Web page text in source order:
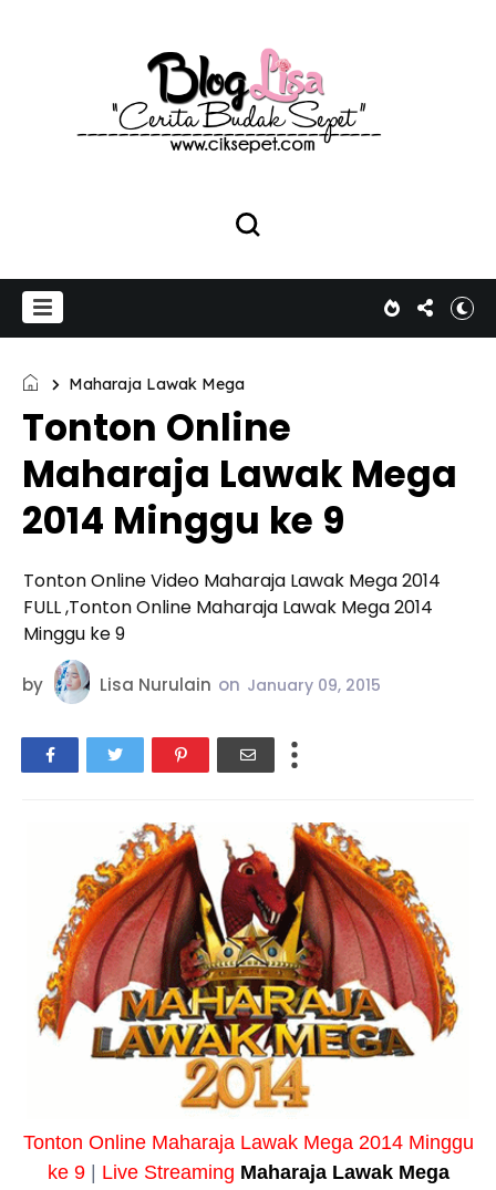
Maharaja Lawak Mega
Tonton Online
Maharaja Lawak Mega
2014 Minggu ke 9
Tonton Online Video Maharaja Lawak Mega 2014
FULL ,Tonton Online Maharaja Lawak Mega 2014
Minggu ke 9
by Lisa Nurulain on January 09, 2015
Tonton Online Maharaja Lawak Mega 2014 Minggu
ke 9
Live Streaming Maharaja Lawak Mega